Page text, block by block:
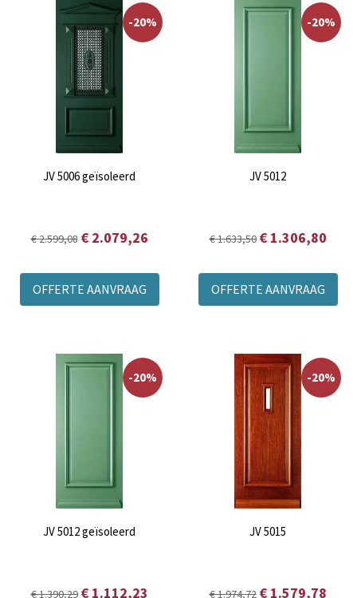
-20%
JV 5006 geïsoleerd
€ 2.599,08 € 2.079,26
OFFERTE AANVRAAG
-20%
JV 5012
€ 1.633,50 € 1.306,80
OFFERTE AANVRAAG
-20%
JV 5012 geïsoleerd
€ 1.390,29 € 1.112,23
-20%
JV 5015
€ 1.974,72 € 1.579,78